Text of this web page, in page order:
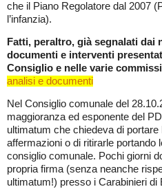
che il Piano Regolatore dal 2007
l’infanzia).
Fatti, peraltro, già segnalati
documenti e interventi
Consiglio e nelle varie
analisi e documenti
Nel Consiglio comunale del
maggioranza ed esponente del
ultimatum che chiedeva di
affermazioni o di ritirarle
consiglio comunale. Pochi giorni
propria firma (senza neanche
ultimatum!) presso i Carabinieri di